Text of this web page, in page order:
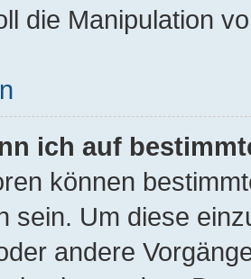
die Manipulation
ich auf
können
sein. Um diese
andere